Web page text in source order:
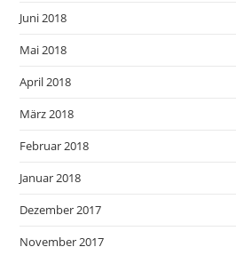
Juni 2018
Mai 2018
April 2018
März 2018
Februar 2018
Januar 2018
Dezember 2017
November 2017